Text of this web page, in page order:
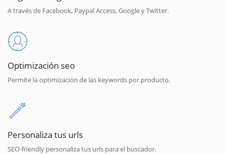
A través de Facebook, Paypal Access, Google y Twitter.
Optimización seo
Permite la optimización de las keywords por producto.
Personaliza tus urls
SEO-friendly personaliza tus urls para el buscador.